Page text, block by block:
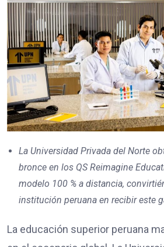
La Universidad Privada del Norte
bronce en los QS Reimagine
modelo 100 % a distancia,
institución peruana en recibir este
La educación superior peruana